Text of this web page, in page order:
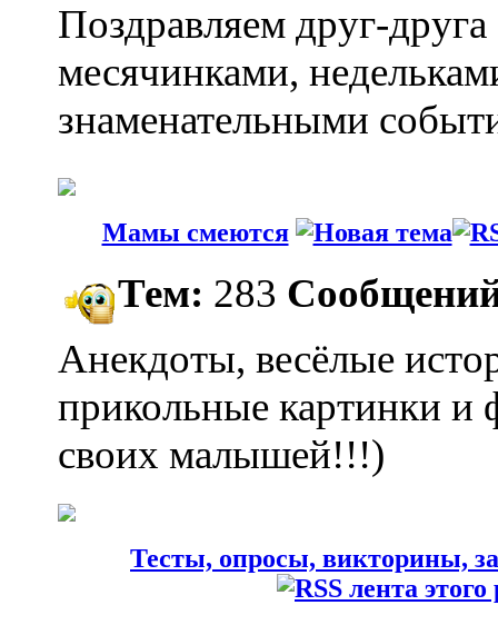
Поздравляем друг-
месячинками,
знаменательными
Мамы смеются
Тем: 283
Анекдоты, весёлые
прикольные картинки и
своих малышей!!!)
Тесты, опросы, викторины,